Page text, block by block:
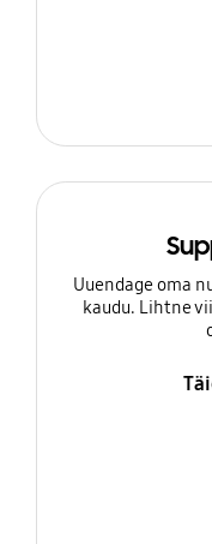
Uuendage oma
kaudu. Lihtne